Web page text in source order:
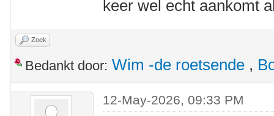
keer wel echt aankomt
Zoek
Bedankt door: Wim -de roetsende ,
12-May-2026, 09:33 PM